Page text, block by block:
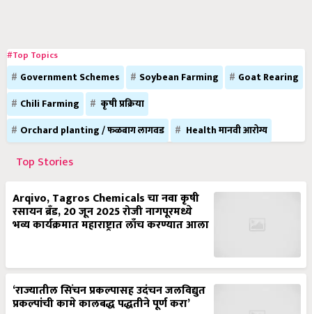
#Top Topics
Government Schemes Soybean Farming
Goat Rearing
Chili Farming
कृषी प्रक्रिया
Orchard planting / फळबाग लागवड
Health मानवी आरोग्य
Top Stories
Arqivo, Tagros Chemicals चा नवा कृषी
रसायन ब्रँड, 20 जून 2025 रोजी नागपूरमध्ये
भव्य कार्यक्रमात महाराष्ट्रात लाँच करण्यात आला
‘राज्यातील सिंचन प्रकल्पासह उदंचन जलविद्युत
प्रकल्पांची कामे कालबद्ध पद्धतीने पूर्ण करा’